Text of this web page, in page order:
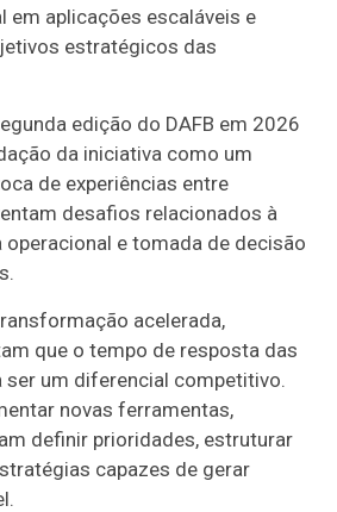
em aplicações escaláveis e
estratégicos das
edição do DAFB em 2026
da iniciativa como um
de experiências entre
desafios relacionados à
operacional e tomada de decisão
acelerada,
que o tempo de resposta das
ser um diferencial competitivo.
novas ferramentas,
definir prioridades, estruturar
capazes de gerar